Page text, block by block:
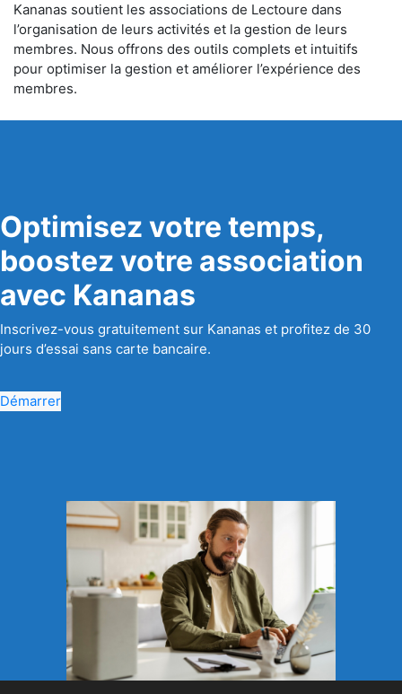
Kananas soutient les associations de Lectoure dans
l’organisation de leurs activités et la gestion de leurs
membres. Nous offrons des outils complets et intuitifs
pour optimiser la gestion et améliorer l’expérience des
membres.
Optimisez votre temps,
boostez votre association
avec Kananas
Inscrivez-vous gratuitement sur Kananas et profitez de 30
jours d’essai sans carte bancaire.
Démarrer